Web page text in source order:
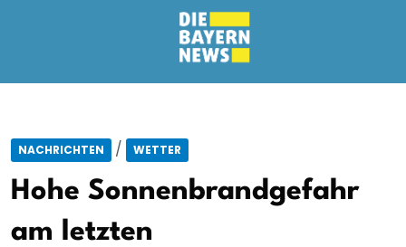
NACHRICHTEN / WETTER
Hohe Sonnenbrandgefahr
am letzten